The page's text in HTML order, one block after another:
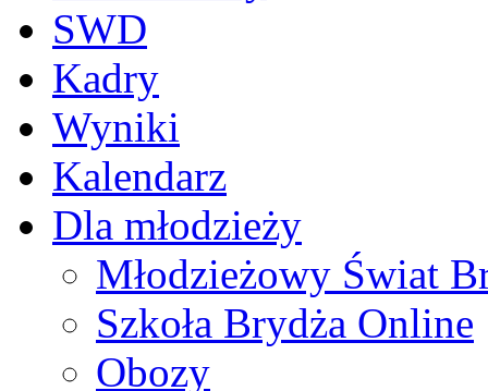
SWD
Kadry
Wyniki
Kalendarz
Dla młodzieży
Młodzieżowy Świat
Szkoła Brydża Online
Obozy